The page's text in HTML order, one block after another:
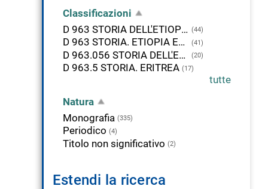
Classificazioni
D 963 STORIA DELL'ETIOPIA E DELL'ERITREA (44)
D 963 STORIA. ETIOPIA ED ERITREA (41)
D 963.056 STORIA DELL'ETIOPIA (ABISSINIA). GUERRA ITALO-ETIOPICA, 1935-1936 (20)
D 963.5 STORIA. ERITREA (17)
tutte
Natura
Monografia (335)
Periodico (4)
Titolo non significativo (2)
Estendi la ricerca